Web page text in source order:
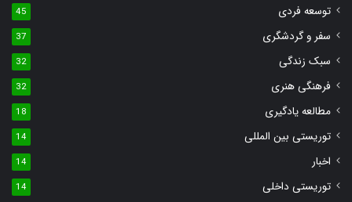
توسعه فردی 45
سفر و گردشگری 37
سبک زندگی 32
فرهنگی هنری 32
مطالعه یادگیری 18
توریستی بین المللی 14
اخبار 14
توریستی داخلی 14